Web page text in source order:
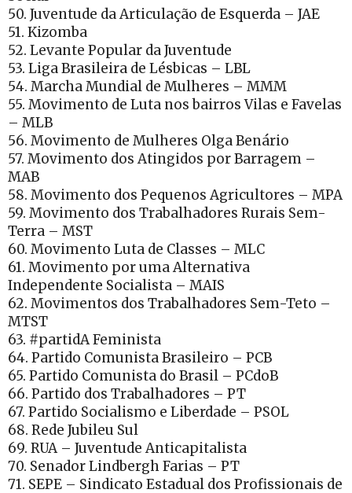
50. Juventude da Articulação de Esquerda – JAE
51. Kizomba
52. Levante Popular da Juventude
53. Liga Brasileira de Lésbicas – LBL
54. Marcha Mundial de Mulheres – MMM
55. Movimento de Luta nos bairros Vilas e Favelas
– MLB
56. Movimento de Mulheres Olga Benário
57. Movimento dos Atingidos por Barragem –
MAB
58. Movimento dos Pequenos Agricultores – MPA
59. Movimento dos Trabalhadores Rurais Sem-
Terra – MST
60. Movimento Luta de Classes – MLC
61. Movimento por uma Alternativa
Independente Socialista – MAIS
62. Movimentos dos Trabalhadores Sem-Teto –
MTST
63. #partidA Feminista
64. Partido Comunista Brasileiro – PCB
65. Partido Comunista do Brasil – PCdoB
66. Partido dos Trabalhadores – PT
67. Partido Socialismo e Liberdade – PSOL
68. Rede Jubileu Sul
69. RUA – Juventude Anticapitalista
70. Senador Lindbergh Farias – PT
71. SEPE – Sindicato Estadual dos Profissionais de